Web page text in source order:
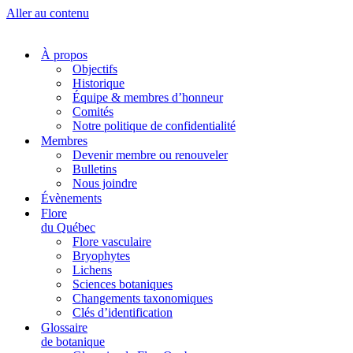
Aller au contenu
À propos
Objectifs
Historique
Équipe & membres d’honneur
Comités
Notre politique de confidentialité
Membres
Devenir membre ou renouveler
Bulletins
Nous joindre
Évènements
Flore
du Québec
Flore vasculaire
Bryophytes
Lichens
Sciences botaniques
Changements taxonomiques
Clés d’identification
Glossaire
de botanique